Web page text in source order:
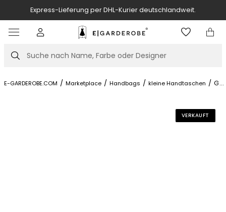
Lieferung per DHL-Kurier deutschlandweit.
Suche
E-GARDEROBE.COM / Marketplace / Handbags / kleine Handtaschen / ...
VERKAUFT